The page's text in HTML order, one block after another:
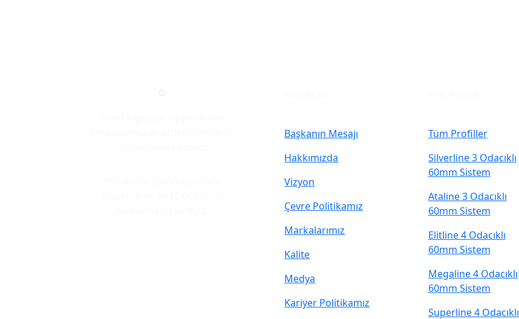
Başkanın Mesajı
Hakkımızda
Vizyon
Çevre Politikamız
Markalarımız
Kalite
Medya
Kariyer Politikamız
Tüm Profiller
Silverline 3 Odacıklı
60mm Sistem
Ataline 3 Odacıklı
60mm Sistem
Elitline 4 Odacıklı
60mm Sistem
Megaline 4 Odacıklı
60mm Sistem
Superline 4 Odacıklı